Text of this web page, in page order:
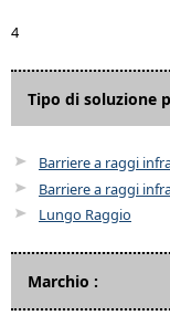
4
Tipo di soluzione
Barriere a raggi
Barriere a raggi
Lungo Raggio
Marchio :